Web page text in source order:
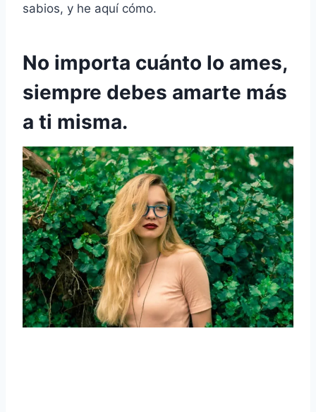
sabios, y he aquí cómo.
No importa cuánto lo ames,
siempre debes amarte más
a ti misma.